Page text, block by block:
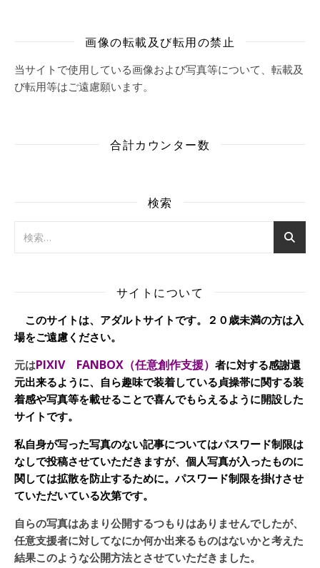
画像の転載及び転用の禁止
当サイトで使用している画像および写真等について、転載及
び転用等はご遠慮願います。
合計カウンター数
検索
サイトについて
このサイトは、アダルトサイトです。２０歳未満の方は入
場をご遠慮ください。
元はPIXIV FANBOX（任意創作支援） 者に対する感謝還
元出来るように、自ら趣味で装着している貞操帯に関する装
着感や写真等を載せることで喜んでもらえるように開設した
サイトです。
私自身が写った写真のない記事についてはパスワード制限は
なしで投稿させていただきますが、個人写真が入ったものに
関しては拡散を防止するために。パスワード制限を掛けさせ
ていただいている次第です。
自らの写真はあまり公開するつもりはありませんでしたが、
任意支援者に対してなにか何か出来るものはないかと考えた
結果このような公開方法とさせていただきました。